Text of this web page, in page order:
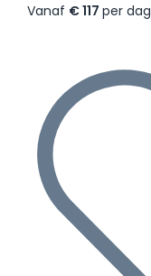
Vanaf € 117 per dag